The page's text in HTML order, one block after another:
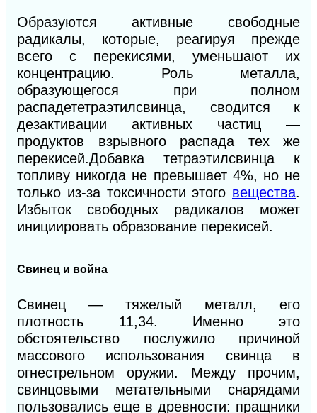
Образуются активные свободные
радикалы, которые, реагируя прежде
всего с перекисями, уменьшают их
концентрацию. Роль металла,
образующегося при полном
распадететраэтилсвинца, сводится к
дезактивации активных частиц —
продуктов взрывного распада тех же
перекисей.Добавка тетраэтилсвинца к
топливу никогда не превышает 4%, но не
только из-за токсичности этого вещества.
Избыток свободных радикалов может
инициировать образование перекисей.
Свинец и война
Свинец — тяжелый металл, его
плотность 11,34. Именно это
обстоятельство послужило причиной
массового использования свинца в
огнестрельном оружии. Между прочим,
свинцовыми метательными снарядами
пользовались еще в древности: пращники